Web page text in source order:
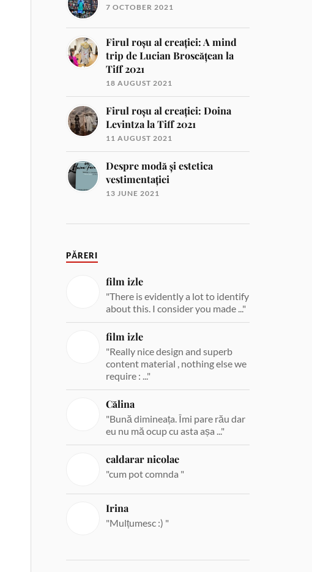
7 OCTOBER 2021
Firul roșu al creației: A mind
trip de Lucian Broscățean la
Tiff 2021
18 AUGUST 2021
Firul roșu al creației: Doina
Levintza la Tiff 2021
11 AUGUST 2021
Despre modă și estetica
vestimentației
13 JUNE 2021
PĂRERI
film izle
"There is evidently a lot to identify
about this. I consider you made ..."
film izle
"Really nice design and superb
content material , nothing else we
require : ..."
Călina
"Bună dimineața. Îmi pare rău dar
eu nu mă ocup cu asta așa ..."
caldarar nicolae
"cum pot comnda "
Irina
"Mulțumesc :) "